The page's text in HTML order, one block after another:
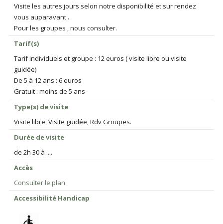
Visite les autres jours selon notre disponibilité et sur rendez
vous auparavant .
Pour les groupes , nous consulter.
Tarif(s)
Tarif individuels et groupe : 12 euros ( visite libre ou visite
guidée)
De 5 à 12 ans : 6 euros
Gratuit : moins de 5 ans
Type(s) de visite
Visite libre, Visite guidée, Rdv Groupes.
Durée de visite
de 2h 30 à ....
Accès
Consulter le plan
Accessibilité Handicap